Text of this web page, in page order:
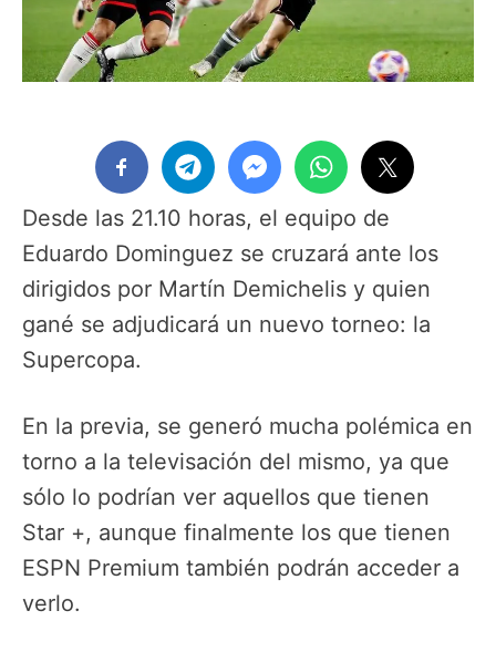
Desde las 21.10 horas, el equipo de
Eduardo Dominguez se cruzará ante los
dirigidos por Martín Demichelis y quien
gané se adjudicará un nuevo torneo: la
Supercopa.
En la previa, se generó mucha polémica en
torno a la televisación del mismo, ya que
sólo lo podrían ver aquellos que tienen
Star +, aunque finalmente los que tienen
ESPN Premium también podrán acceder a
verlo.